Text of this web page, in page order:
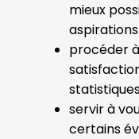
mieux
aspirations
procéder
servir à
certains